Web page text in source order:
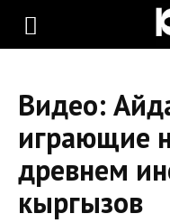
KLOOP.KG
Новости
Видео:
играющие
древнем
кыргызов